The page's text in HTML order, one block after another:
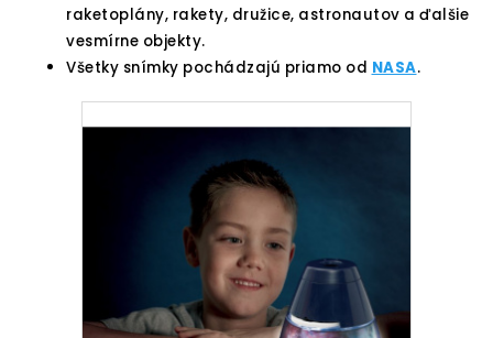
raketoplány, rakety, družice, astronautov a ďalšie
vesmírne objekty.
Všetky snímky pochádzajú priamo od NASA.